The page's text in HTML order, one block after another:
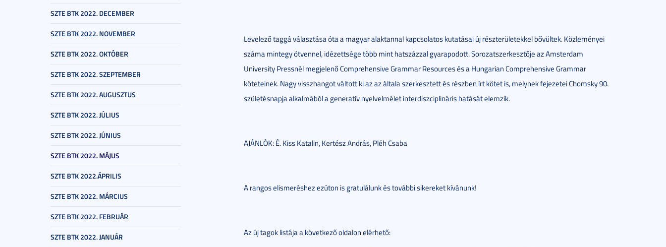
SZTE BTK 2022. DECEMBER
SZTE BTK 2022. NOVEMBER
SZTE BTK 2022. OKTÓBER
SZTE BTK 2022. SZEPTEMBER
SZTE BTK 2022. AUGUSZTUS
SZTE BTK 2022. JÚLIUS
SZTE BTK 2022. JÚNIUS
SZTE BTK 2022. MÁJUS
SZTE BTK 2022.ÁPRILIS
SZTE BTK 2022. MÁRCIUS
SZTE BTK 2022. FEBRUÁR
SZTE BTK 2022. JANUÁR
Levelező taggá választása óta a magyar alaktannal kapcsolatos kutatásai új részterületekkel bővültek. Közleményei
száma mintegy ötvennel, idézettsége több mint hatszázzal gyarapodott. Sorozatszerkesztője az Amsterdam
University Pressnél megjelenő Comprehensive Grammar Resources és a Hungarian Comprehensive Grammar
köteteinek. Nagy visszhangot váltott ki az az általa szerkesztett és részben írt kötet is, melynek fejezetei Chomsky 90.
születésnapja alkalmából a generatív nyelvelmélet interdiszciplináris hatását elemzik.
AJÁNLÓK: É. Kiss Katalin, Kertész András, Pléh Csaba
A rangos elismeréshez ezúton is gratulálunk és további sikereket kívánunk!
Az új tagok listája a következő oldalon elérhető: